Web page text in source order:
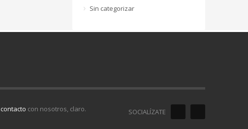
Sin categorizar
SOCIALÍZATE
contacto con nosotros, claro.